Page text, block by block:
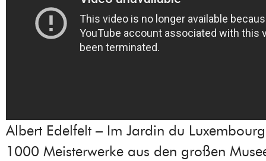
Albert Edelfelt – Im Jardin du
1000 Meisterwerke aus den großen